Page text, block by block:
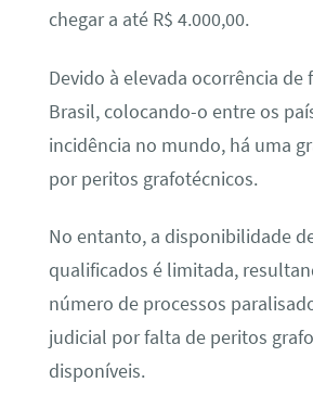
chegar a até R$ 4.000,00.
Devido à elevada ocorrência de
Brasil, colocando-o entre os
incidência no mundo, há uma
por peritos grafotécnicos.
No entanto, a disponibilidade
qualificados é limitada,
número de processos
judicial por falta de peritos
disponíveis.